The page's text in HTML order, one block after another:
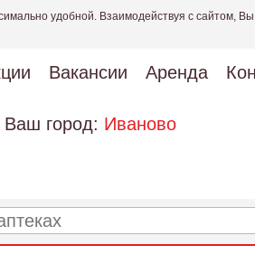
удобной. Взаимодействуя с сайтом,
Вакансии Аренда
Ваш город: Иваново